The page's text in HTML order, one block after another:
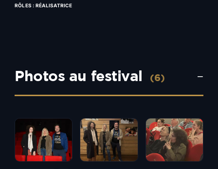
RÔLES : RÉALISATRICE
Photos au festival (6) −